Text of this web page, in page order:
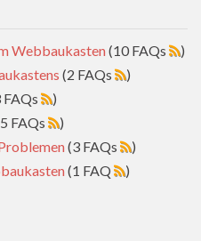
Webbaukasten(10 FAQs
)
(2 FAQs
)
FAQs
)
FAQs
)
(3 FAQs
)
(1 FAQ )